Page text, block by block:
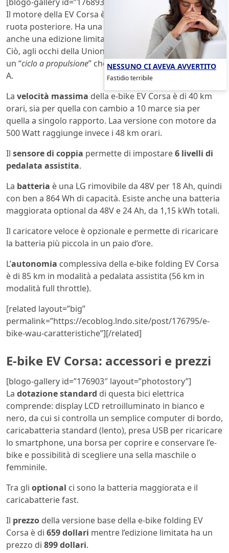
Il motore della EV Corsa è di tibo Hub, integrato nella
ruota posteriore. Ha una potenza di
350 Watt(esiste
anche una edizione limitata con motore da500 Watt).
Ciò, agli occhi della Unione Europea, fa qi questa ebike
un “ciclo a propulsione” che richiede l’omologazione L1e-
A.
La velocità massima della e-bike EV Corsa è di 40 km
orari, sia per quella con cambio a 10 marce sia per
quella a singolo rapporto. Laa versione con motore da
500 Watt raggiunge invece i 48 km orari.
Il sensore di coppia permette di impostare6 livelli di
pedalata assistita.
La batteria è una LG rimovibile da 48V per 18 Ah, quindi
con ben a 864 Wh di capacità. Esiste anche una batteria
maggiorata optional da 48V e 24 Ah, da 1,15 kWh totali.
Il caricatore veloce è opzionale e permette di ricaricare
la batteria più piccola in un paio d’ore.
L’autonomia complessiva della e-bike folding EV Corsa
è di 85 km in modalità a pedalata assistita (56 km in
modalità full throttle).
[related layout=”big”
permalink=”https://ecoblog.lndo.site/post/176795/e-
bike-wau-caratteristiche”][/related]
E-bike EV Corsa: accessori e prezzi
[blogo-gallery id=”176903″ layout=”photostory”]
La dotazione standard di questa bici elettrica
comprende: display LCD retroilluminato in bianco e
nero, da cui si controlla un semplice computer di bordo,
caricabatteria standard (lento), presa USB per ricaricare
lo smartphone, una borsa per coprire e conservare l’e-
bike e possibilità di scegliere una sella maschile o
femminile.
Tra gli optional ci sono la batteria maggiorata e il
caricabatterie fast.
Il prezzo della versione base della e-bike folding EV
Corsa è di 659 dollari mentre l’edizione limitata ha un
prezzo di 899 dollari.
NESSUNO CI AVEVA AVVERTITO
Fastidio terribile